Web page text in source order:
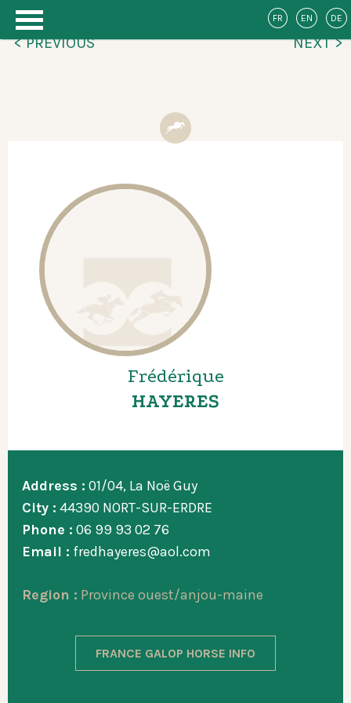
FR EN DE
< PREVIOUS NEXT >
Frédérique
HAYERES
Address : 01/04, La Noë Guy
City : 44390 NORT-SUR-ERDRE
Phone : 06 99 93 02 76
Email : fredhayeres@aol.com
Region : Province ouest/anjou-maine
FRANCE GALOP HORSE INFO